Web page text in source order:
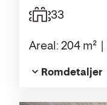
33
Areal: 204 m²
Romdetaljer